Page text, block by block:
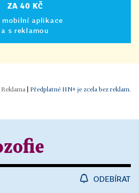
ZA 40 KČ
mobilní aplikace
a s reklamou
| Předplatné HN+ je zcela bez reklam.
ODEBÍRAT